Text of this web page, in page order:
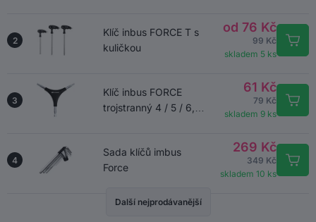
2
Klíč inbus FORCE T s
kuličkou
od 76 Kč
99 Kč
skladem 5 ks
3
Klíč inbus FORCE
trojstranný 4 / 5 / 6,
61 Kč
79 Kč
skladem 9 ks
4
Sada klíčů imbus
Force
269 Kč
349 Kč
skladem 10 ks
Další nejprodávanější